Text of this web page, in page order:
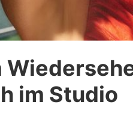
Utiq
im Studio